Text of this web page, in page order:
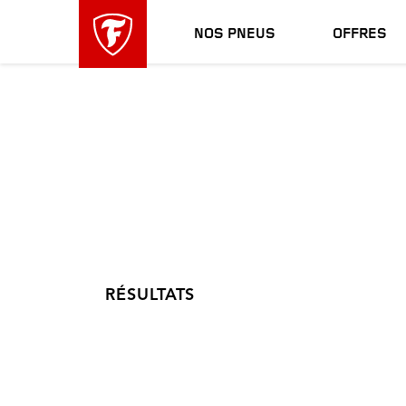
NOS PNEUS OFFRES
skipped
RÉSULTATS